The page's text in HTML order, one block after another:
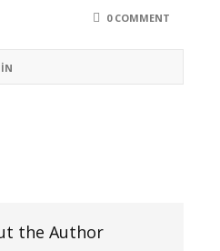
0 COMMENT
the Author